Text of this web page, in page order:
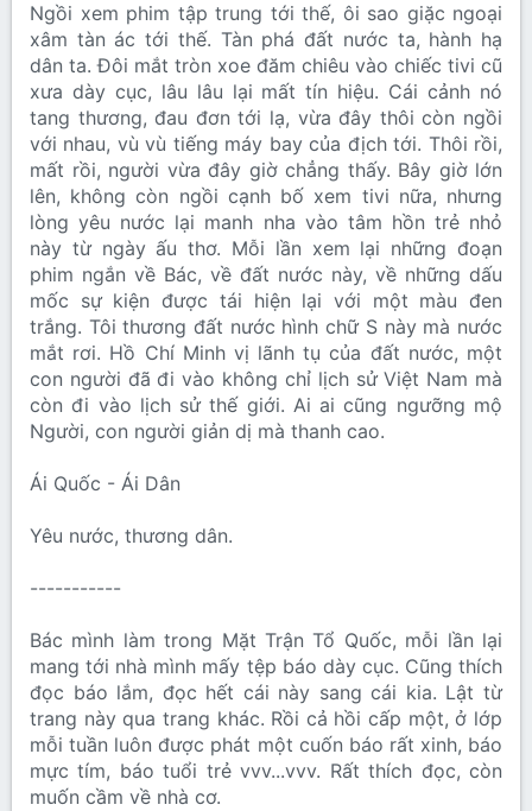
Ngồi xem phim tập trung tới thế, ôi sao giặc ngoại
xâm tàn ác tới thế. Tàn phá đất nước ta, hành hạ
dân ta. Đôi mắt tròn xoe đăm chiêu vào chiếc tivi cũ
xưa dày cục, lâu lâu lại mất tín hiệu. Cái cảnh nó
tang thương, đau đơn tới lạ, vừa đây thôi còn ngồi
với nhau, vù vù tiếng máy bay của địch tới. Thôi rồi,
mất rồi, người vừa đây giờ chẳng thấy. Bây giờ lớn
lên, không còn ngồi cạnh bố xem tivi nữa, nhưng
lòng yêu nước lại manh nha vào tâm hồn trẻ nhỏ
này từ ngày ấu thơ. Mỗi lần xem lại những đoạn
phim ngắn về Bác, về đất nước này, về những dấu
mốc sự kiện được tái hiện lại với một màu đen
trắng. Tôi thương đất nước hình chữ S này mà nước
mắt rơi. Hồ Chí Minh vị lãnh tụ của đất nước, một
con người đã đi vào không chỉ lịch sử Việt Nam mà
còn đi vào lịch sử thế giới. Ai ai cũng ngưỡng mộ
Người, con người giản dị mà thanh cao.
Ái Quốc - Ái Dân
Yêu nước, thương dân.
-----------
Bác mình làm trong Mặt Trận Tổ Quốc, mỗi lần lại
mang tới nhà mình mấy tệp báo dày cục. Cũng thích
đọc báo lắm, đọc hết cái này sang cái kia. Lật từ
trang này qua trang khác. Rồi cả hồi cấp một, ở lớp
mỗi tuần luôn được phát một cuốn báo rất xinh, báo
mực tím, báo tuổi trẻ vvv...vvv. Rất thích đọc, còn
muốn cầm về nhà cơ.